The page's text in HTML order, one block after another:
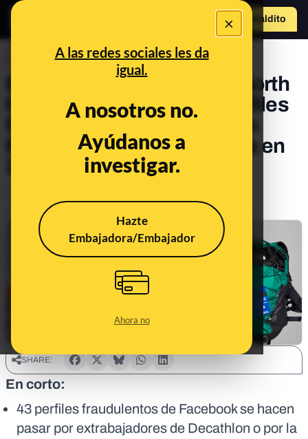
×
A las redes sociales les da
igual.
A nosotros no.
Ayúdanos a
investigar.
Hazte
Embajadora/Embajador
Ahora no
Hazte Maldito
El timo de la mochila The North
Face por dos euros: 43 perfiles
fraudulentos lo difunden en
España y se extiende hasta en
20 países europeos
Publicado el
SHARE:
En corto:
43 perfiles fraudulentos de Facebook se hacen
pasar por extrabajadores de Decathlon o por la